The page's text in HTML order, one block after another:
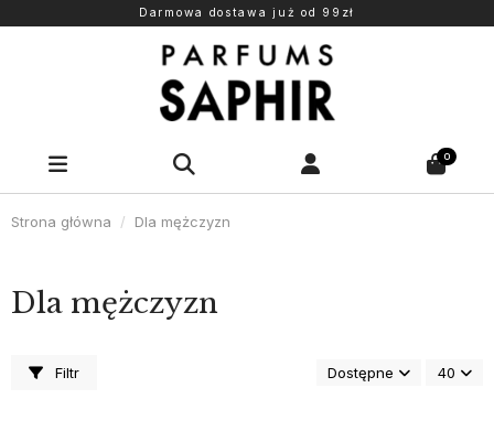
Darmowa dostawa już od 99zł
0
Strona główna Dla mężczyzn
Dla mężczyzn
Filtr Dostępne 40